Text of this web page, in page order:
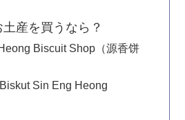
産を買うなら？
Biscuit Shop（源香饼
Sin Eng Heong